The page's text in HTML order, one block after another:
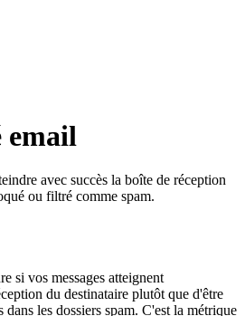
avec succès la boîte de réception
ou filtré comme spam.
si vos messages atteignent
du destinataire plutôt que d'être
les dossiers spam. C'est la métrique